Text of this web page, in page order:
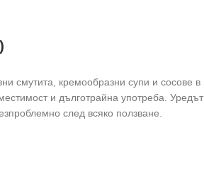
смутита, кремообразни супи и сосове в
и дълготрайна употреба. Уредът
след всяко ползване.